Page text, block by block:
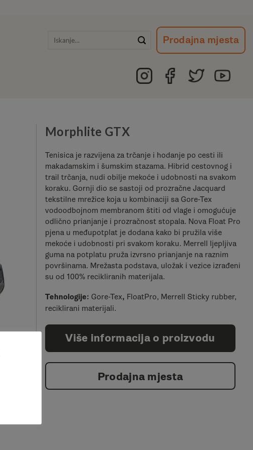
Prodajna mjesta
Morphlite GTX
Tenisica je razvijena za trčanje i hodanje po cesti ili
makadamskim i šumskim stazama. Hibrid cestovnog i
trail trčanja, nudi obilje mekoće i udobnosti na svakom
koraku. Gornji dio se sastoji od prozračne Jacquard
tekstilne mrežice koja u kombinaciji sa Gore-Tex
vodoodbojnom membranom štiti od vlage i omogućuje
odlično prianjanje i prozračnost stopala. Nova Float Pro
pjena u međupotplat je dodana kako bi pružila više
mekoće i udobnosti pri svakom koraku. Merrell ljepljiva
guma na potplatu pruža izvrsno prianjanje na raznim
površinama. Mrežasta podstava, uložak i vezice izrađeni
su od 100% recikliranih materijala.
Tehnologije: Gore-Tex, FloatPro, Merrell Sticky rubber,
reciklirani materijali.
Više informacija o proizvodu
Prodajna mjesta